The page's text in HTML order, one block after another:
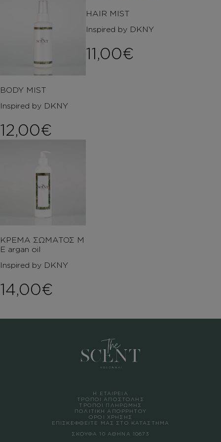
BODY MIST
Inspired by DKNY
12,00€
HAIR MIST
Inspired by DKNY
11,00€
ΚΡΕΜΑ ΣΩΜΑΤΟΣ Μ
Ε argan oil
Inspired by DKNY
14,00€
Η ΕΤΑΙΡΕΙΑ
ΤΡΟΠΟΙ ΑΠΟΣΤΟΛΗΣ
ΤΡΟΠΟΙ ΠΛΗΡΩΜΗΣ
ΠΟΛΙΤΙΚΗ ΑΠΟΡΡΗΤΟΥ
ΟΡΟΙ ΧΡΗΣΗΣ
ΕΠΙΣΚΕΦΘΕΙΤΕ ΜΑΣ ΣΤΟ ΚΑΤΑΣΤΗΜΑ
ΣΚΟΥΦΑ 10 ΑΘΗΝΑ 10673